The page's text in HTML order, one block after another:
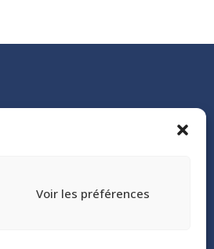
Voir les préférences